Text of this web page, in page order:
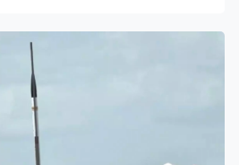
利耶夫簽署6項雙邊協議，涵蓋防
連斯基指，感謝對方提供能源及
主權和領土完整。會談後雙方向
斯基提出可在當地再次與俄羅斯
方很重要的是，俄方能獲得結束
們很讚賞夥伴推動進程，並向阿